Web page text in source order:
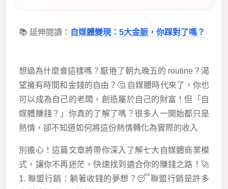
📚 延伸閱讀： 自媒體變現：5大金脈，你踩對了嗎？
想過為什麼會這樣嗎？厭倦了朝九晚五的 routine？渴
望擁有時間和金錢的自由？🤔 自媒體時代來了，你也
可以成為自己的老闆，創造屬於自己的財富！但「自
媒體賺錢？」你真的了解了嗎？很多人一開始都只是
熱情，卻不知道如何將這份熱情轉化為實際的收入
別擔心！這篇文章將帶你深入了解七大自媒體商業模
式，讓你不再迷茫，快速找到適合你的賺錢之路！🚀
1. 聯盟行銷：躺著收錢的夢想？😴聯盟行銷是許多